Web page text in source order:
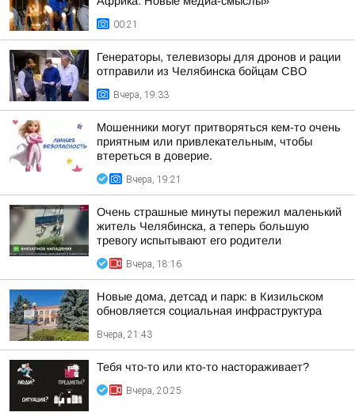
00:21
Генераторы, телевизоры для дронов и рации
отправили из Челябинска бойцам СВО
Вчера, 19:33
Мошенники могут притворяться кем-то очень
приятным или привлекательным, чтобы
втереться в доверие.
Вчера, 19:21
Очень страшные минуты пережил маленький
житель Челябинска, а теперь большую
тревогу испытывают его родители
Вчера, 18:16
Новые дома, детсад и парк: в Кизильском
обновляется социальная инфраструктура
Вчера, 21:43
Тебя что-то или кто-то настораживает?
Вчера, 20:25